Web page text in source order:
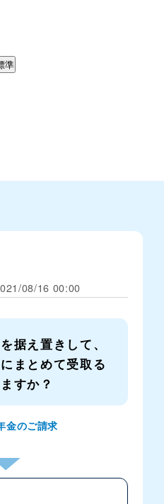
準
08/16 00:00
据え置きして、
まとめて受取る
すか？
金のご請求